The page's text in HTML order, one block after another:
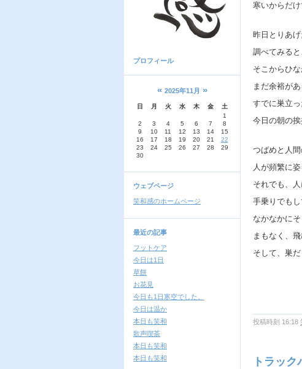
プロフィール
« 2025年11月 »
日 月 火 水 木 金
土
1
2
3 4 5 6 7
8
9
10 11 12 13 14
15
16
17 18 19 20 21
22
23
24 25 26 27 28
29
30
ウェブページ
笑和感のホームページ
最近の記事
フットケア
今日は1日
草餅
お花見
今日も1日寒空でした。
今日は温か
本日も笑和
歌声喫茶
本日も笑和
本日も笑和
寒いからだ
昨日とりあ
調べてみる
そこからひ
まだ余裕が
すでに巣立
今日の朝の
つばめと人
人が頻繁に
それでも、
手乗りでも
なかなかに
まもなく、
そして、巣
投稿時刻 16:18
トラック